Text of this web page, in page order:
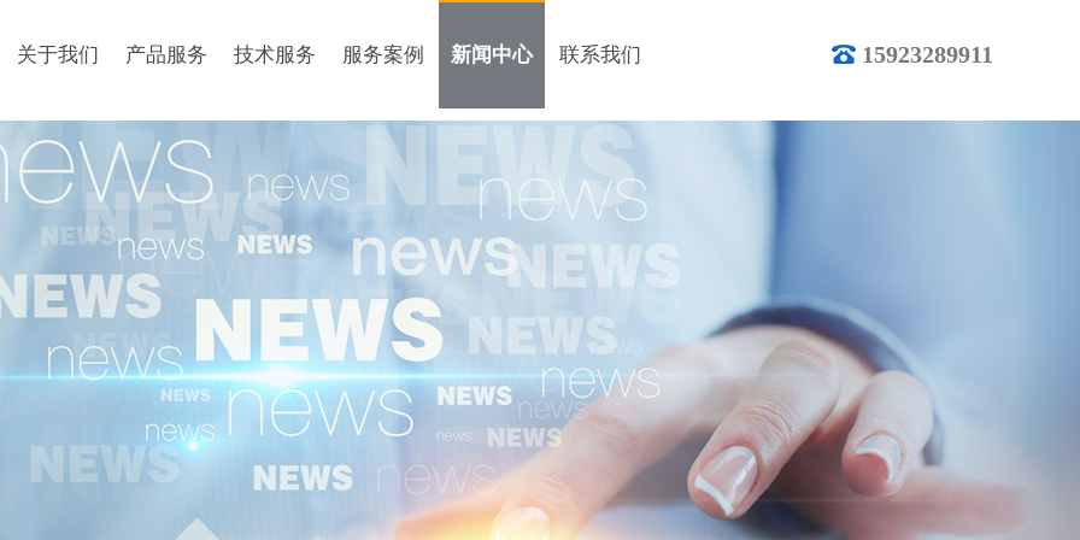
关于我们 产品服务 技术服务 服务案例 新闻中心 联系我们 15923289911